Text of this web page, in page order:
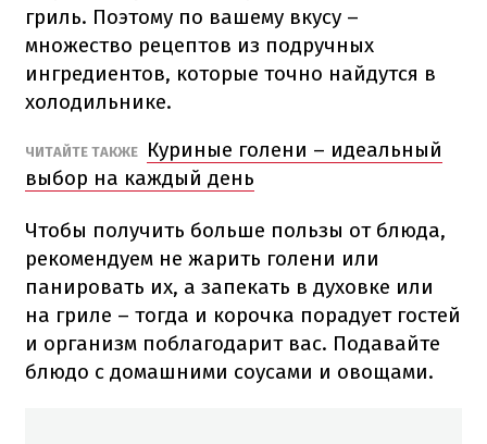
гриль. Поэтому по вашему вкусу –
множество рецептов из подручных
ингредиентов, которые точно найдутся в
холодильнике.
ЧИТАЙТЕ ТАКЖЕ
Куриные голени – идеальный
выбор на каждый день
Чтобы получить больше пользы от блюда,
рекомендуем не жарить голени или
панировать их, а запекать в духовке или
на гриле – тогда и корочка порадует гостей
и организм поблагодарит вас. Подавайте
блюдо с домашними соусами и овощами.